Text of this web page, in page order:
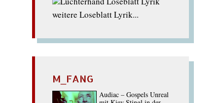
weitere Loseblatt Lyrik...
M_FANG
Audiac – Gospels Unreal